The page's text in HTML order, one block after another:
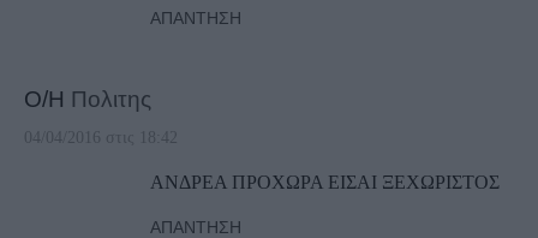
ΑΠΆΝΤΗΣΗ
Ο/Η Πολιτης
04/04/2016 στις 18:42
ΑΝΔΡΕΑ ΠΡΟΧΩΡΑ ΕΙΣΑΙ ΞΕΧΩΡΙΣΤΟΣ
ΑΠΆΝΤΗΣΗ